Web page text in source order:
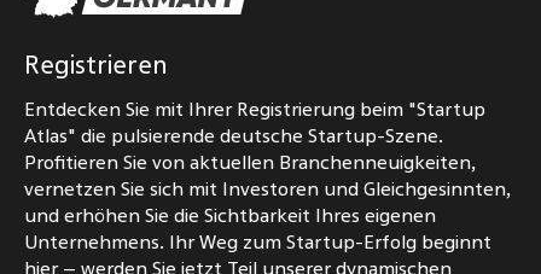
Registrieren
Entdecken Sie mit Ihrer Registrierung beim "Startup
Atlas" die pulsierende deutsche Startup-Szene.
Profitieren Sie von aktuellen Branchenneuigkeiten,
vernetzen Sie sich mit Investoren und Gleichgesinnten,
und erhöhen Sie die Sichtbarkeit Ihres eigenen
Unternehmens. Ihr Weg zum Startup-Erfolg beginnt
hier – werden Sie jetzt Teil unserer dynamischen